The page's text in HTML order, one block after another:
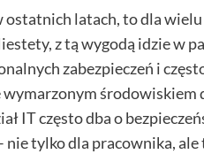
latach, to dla wielu
z tą wygodą idzie w
zabezpieczeń i
środowiskiem
IT często dba o
tylko dla pracownika, ale